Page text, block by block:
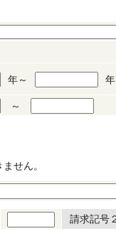
年～ 年
～
せん。
請求記号